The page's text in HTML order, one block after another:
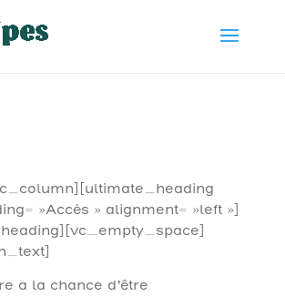
»Accès » alignment= »left »]
a la chance d’être